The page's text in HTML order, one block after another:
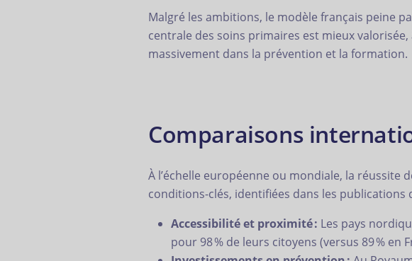
Malgré les ambitions, le modèle français peine
centrale des soins primaires est mieux
massivement dans la prévention et la formation.
Comparaisons
À l’échelle européenne ou mondiale, la
conditions-clés, identifiées dans les publications
Accessibilité et proximité : Les pays
pour 98 % de leurs citoyens (versus 89 %